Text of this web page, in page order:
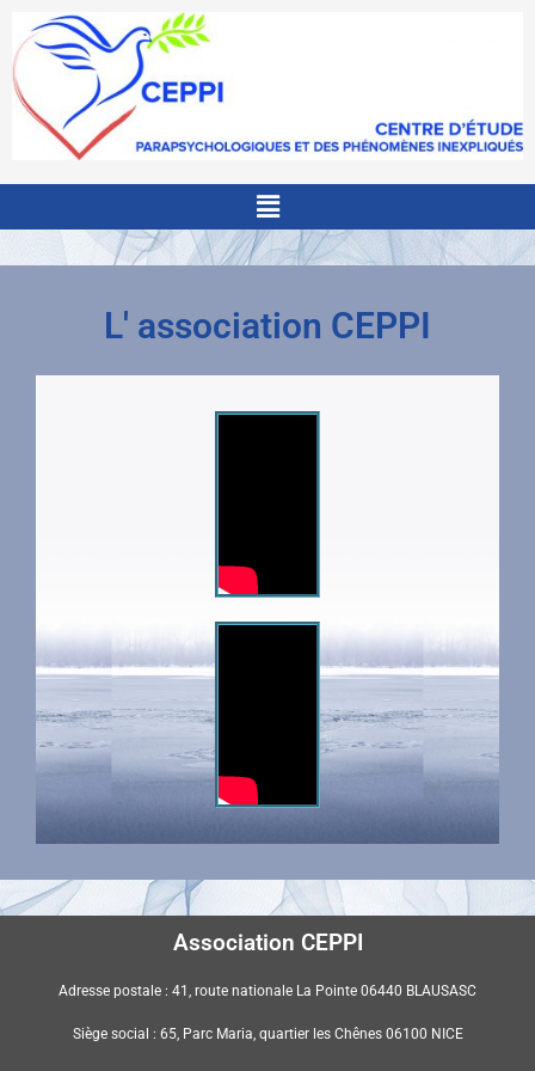
Menu
L' association CEPPI
Association CEPPI
Adresse postale : 41, route nationale La Pointe 06440 BLAUSASC
Siège social : 65, Parc Maria, quartier les Chênes 06100 NICE